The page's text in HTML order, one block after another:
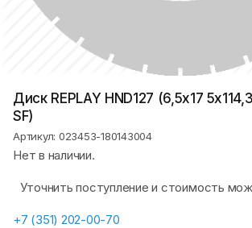
Диск REPLAY HND127 (6,5х17
SF)
Артикул: 023453-180143004
Нет в наличии.
Уточнить поступление и стоимость
+7 (351) 202-00-70